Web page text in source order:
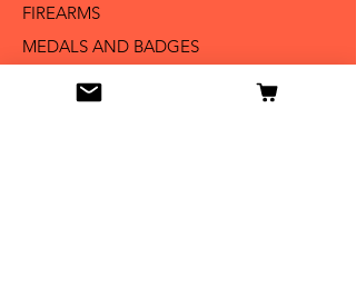
FIREARMS
MEDALS AND BADGES
BAYONETS